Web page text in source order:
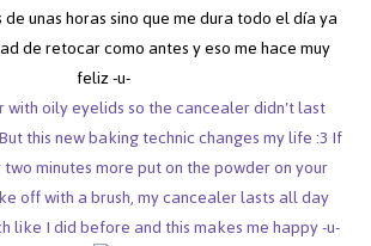
unas horas sino que me dura todo el día ya
de retocar como antes y eso me hace muy
feliz -u-
with oily eyelids so the cancealer didn't last
this new baking technic changes my life :3 If
minutes more put on the powder on your
off with a brush, my cancealer lasts all day
like I did before and this makes me happy -u-